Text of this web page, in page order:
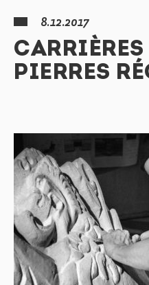
8.12.2017
CARRIÈRES
PIERRES